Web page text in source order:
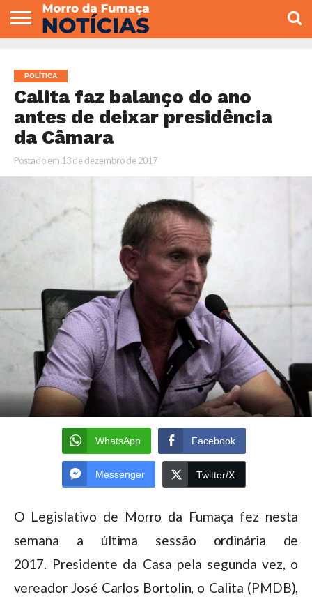
VEREADORES
POLÍTICA
Calita faz balanço do ano
antes de deixar presidência
da Câmara
Postado em 13 de dezembro de 2017
WhatsApp Facebook
Messenger Twitter/X
O Legislativo de Morro da Fumaça fez nesta
semana a última sessão ordinária de
2017. Presidente da Casa pela segunda vez, o
vereador José Carlos Bortolin, o Calita (PMDB),